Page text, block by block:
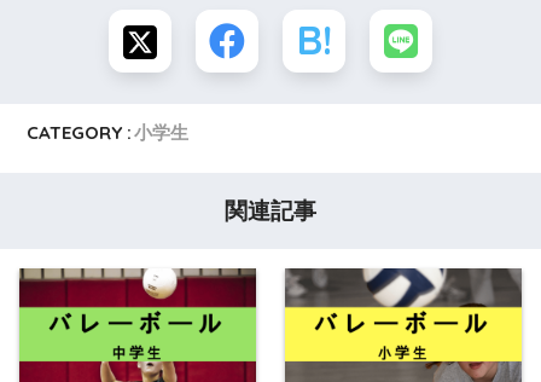
CATEGORY :小学生
関連記事